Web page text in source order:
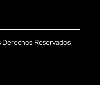
Reservados